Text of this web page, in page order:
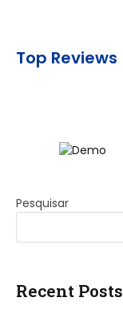
Top Reviews
Pesquisar
Recent Posts